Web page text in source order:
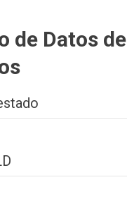
de Datos de